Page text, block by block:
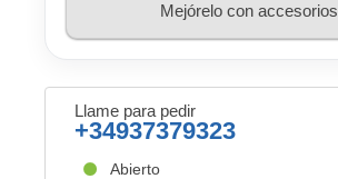
Mejórelo con accesorios
Llame para pedir
+34937379323
Abierto